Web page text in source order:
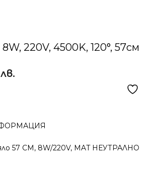
220V, 4500K, 120°, 57см
57 CM, 8W/220V, MAT НЕУТРАЛНО